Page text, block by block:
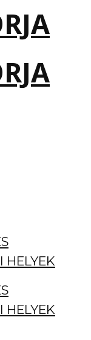
HELYEK
HELYEK